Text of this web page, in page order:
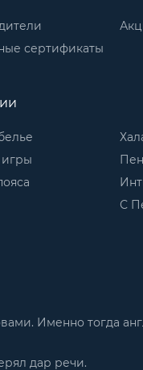
сертификаты
С
Именно тогда
дар речи.